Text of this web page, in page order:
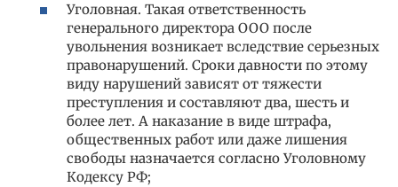
Уголовная. Такая ответственность
генерального директора ООО после
увольнения возникает вследствие серьезных
правонарушений. Сроки давности по этому
виду нарушений зависят от тяжести
преступления и составляют два, шесть и
более лет. А наказание в виде штрафа,
общественных работ или даже лишения
свободы назначается согласно Уголовному
Кодексу РФ;